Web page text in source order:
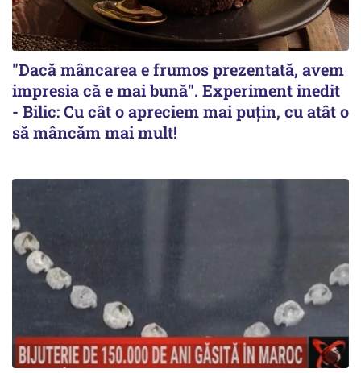
"Dacă mâncarea e frumos prezentată, avem
impresia că e mai bună". Experiment inedit
- Bilic: Cu cât o apreciem mai puțin, cu atât o
să mâncăm mai mult!